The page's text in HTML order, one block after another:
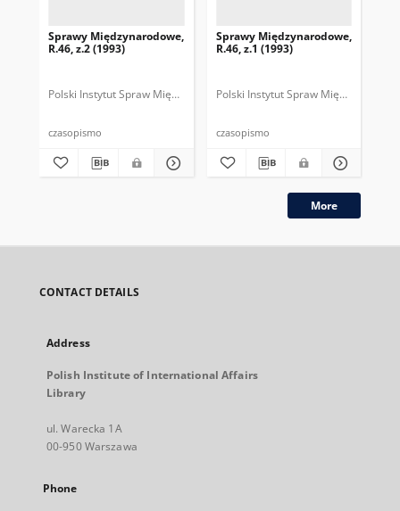
Sprawy Międzynarodowe,
R.46, z.2 (1993)
Polski Instytut Spraw Międzynarodowych. Polska Fundacja Spraw
czasopismo
Sprawy Międzynarodowe,
R.46, z.1 (1993)
Polski Instytut Spraw
czasopismo
More
CONTACT DETAILS
Address
Polish Institute of International Affairs
Library
ul. Warecka 1A
00-950 Warszawa
Phone